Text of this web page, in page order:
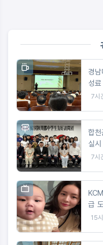
경
성료
7시
합
실시
7시
급
마
15